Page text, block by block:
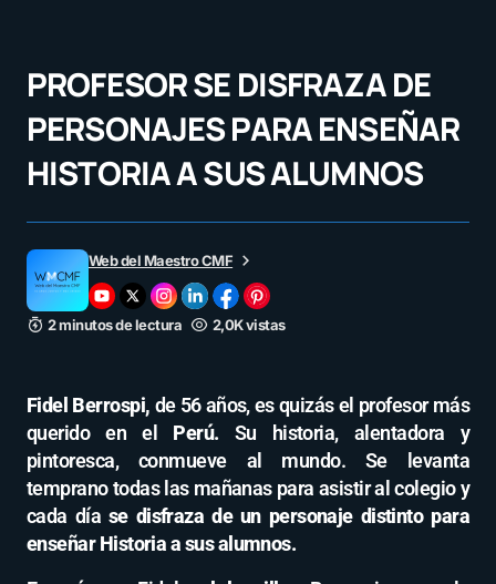
PROFESOR SE DISFRAZA DE
PERSONAJES PARA ENSEÑAR
HISTORIA A SUS ALUMNOS
Web del Maestro CMF
2 minutos de lectura 2,0K vistas
Fidel Berrospi, de 56 años, es quizás el profesor más
querido en el
Perú. Su historia, alentadora y
pintoresca, conmueve al mundo. Se levanta
temprano todas las mañanas para asistir al colegio y
cada día se disfraza de un personaje distinto para
enseñar Historia a sus alumnos.